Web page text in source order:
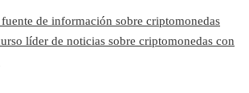
de información sobre criptomonedas
líder de noticias sobre criptomonedas con